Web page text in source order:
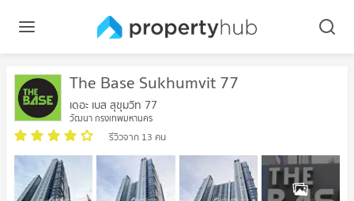
The Base Sukhumvit 77
เดอะ เบส สุขุมวิท 77
วัฒนา กรุงเทพมหานคร
รีวิวจาก 13 คน